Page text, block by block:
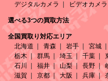
デジタルカメラ
ビデオカメラ
選べる3つの買取方法
全国買取り対応エリア
北海道
青森 岩手 宮城
栃木
群馬 埼玉 千葉
石川
福井 山梨 長野
滋賀
京都 大阪 兵庫